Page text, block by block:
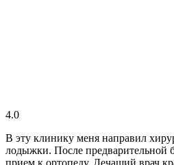
4.0
В эту клинику меня направил
лодыжки. После предварительной
прием к ортопеду. Лечащий врач